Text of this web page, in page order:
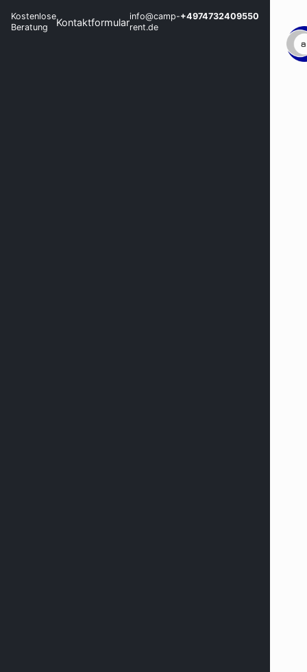
Kostenlose
Beratung
Kontaktformularinfo@camp-
rent.de
+4974732409550